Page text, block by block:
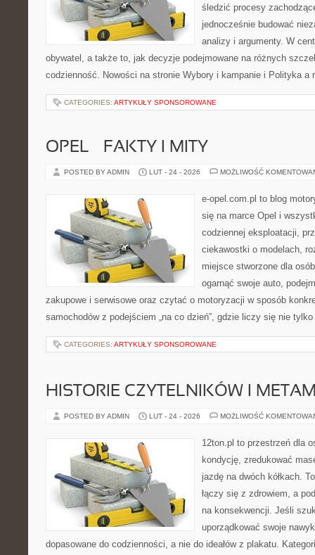
śledzić procesy
jednocześnie budować
analizy i argumenty. W
obywatel, a także to, jak decyzje podejmowane na różnych
codzienność. Nowości na stronie Wybory i kampanie i Polityka
CATEGORIES: ARTYKUŁY SPONSOROWANE
OPEL – FAKTY I MITY
POSTED BY ADMIN LUT - 24 - 2026 MOŻLIWOŚĆ
e-opel.com.pl to blog
się na marce Opel i
codziennej eksploatacji,
ciekawostki o modelach,
miejsce stworzone dla
ogarnąć swoje auto,
zakupowe i serwisowe oraz czytać o motoryzacji w sposób
samochodów z podejściem „na co dzień”, gdzie liczy się nie
CATEGORIES: ARTYKUŁY SPONSOROWANE
HISTORIE CZYTELNIKÓW I
POSTED BY ADMIN LUT - 24 - 2026 MOŻLIWOŚĆ
12ton.pl to przestrzeń dla
kondycję, zredukować
jazdę na dwóch kółkach.
łączy się z zdrowiem, a
na konsekwencji. Jeśli
uporządkować swoje
dopasowane do codzienności, a nie do ideałów z plakatu.